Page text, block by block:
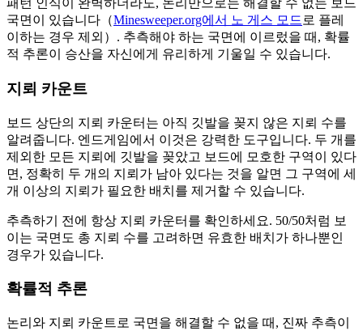
패턴 인식이 완벽하더라도, 논리만으로는 해결할 수 없는 보드
국면이 있습니다（Minesweeper.org에서 노 게스 모드 로 플레
이하는 경우 제외）. 추측해야 하는 국면에 이르렀을 때, 확률
적 추론이 승산을 자신에게 유리하게 기울일 수 있습니다.
지뢰 카운트
보드 상단의 지뢰 카운터는 아직 깃발을 꽂지 않은 지뢰 수를
알려줍니다. 엔드게임에서 이것은 강력한 도구입니다. 두 개를
제외한 모든 지뢰에 깃발을 꽂았고 보드에 모호한 구역이 있다
면, 정확히 두 개의 지뢰가 남아 있다는 것을 알면 그 구역에 세
개 이상의 지뢰가 필요한 배치를 제거할 수 있습니다.
추측하기 전에 항상 지뢰 카운터를 확인하세요. 50/50처럼 보
이는 국면도 총 지뢰 수를 고려하면 유효한 배치가 하나뿐인
경우가 있습니다.
확률적 추론
논리와 지뢰 카운트로 국면을 해결할 수 없을 때, 진짜 추측이